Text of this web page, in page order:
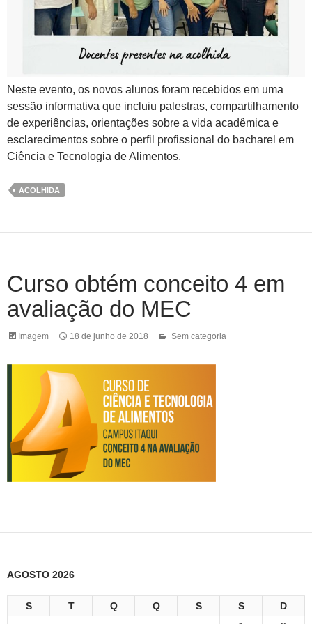
Neste evento, os novos alunos foram recebidos em uma
sessão informativa que incluiu palestras, compartilhamento
de experiências, orientações sobre a vida acadêmica e
esclarecimentos sobre o perfil profissional do bacharel em
Ciência e Tecnologia de Alimentos.
ACOLHIDA
Curso obtém conceito 4 em
avaliação do MEC
Imagem 18 de junho de 2018 Sem categoria
AGOSTO 2026
S T Q Q S S
D